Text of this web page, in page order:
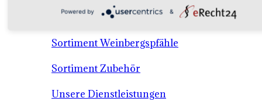
Sortiment Tafeltrauben
Sortiment Weinbergspfähle
Sortiment Zubehör
Unsere Dienstleistungen
Powered by &